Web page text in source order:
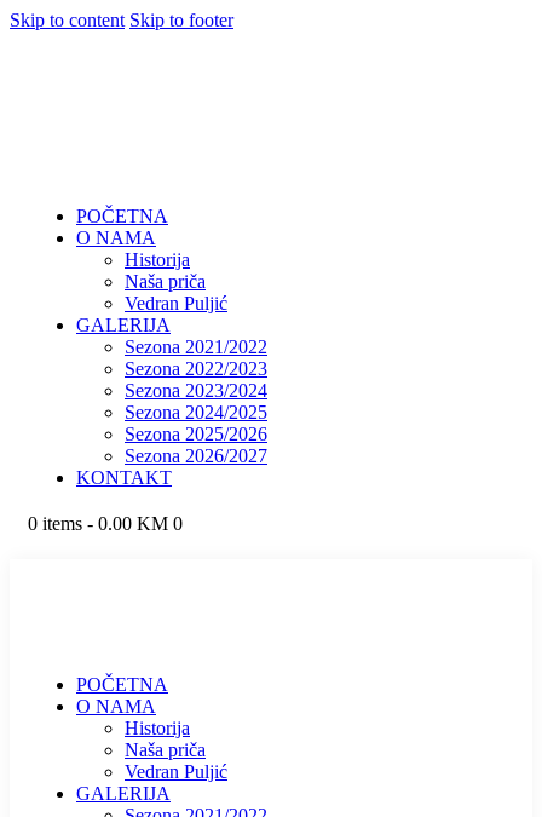
Skip to content Skip to footer
POČETNA
O NAMA
Historija
Naša priča
Vedran Puljić
GALERIJA
Sezona 2021/2022
Sezona 2022/2023
Sezona 2023/2024
Sezona 2024/2025
Sezona 2025/2026
Sezona 2026/2027
KONTAKT
0 items - 0.00 KM 0
POČETNA
O NAMA
Historija
Naša priča
Vedran Puljić
GALERIJA